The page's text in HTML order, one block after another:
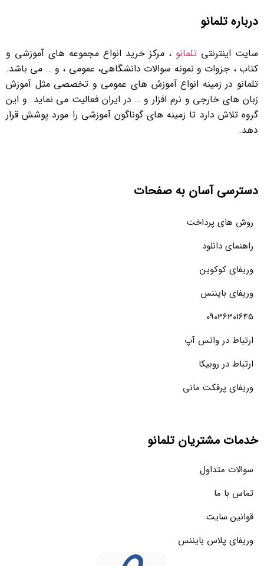
درباره تلمانو
سایت اینترنتی تلمانو ، مرکز خرید انواع مجموعه های آموزشی و
کتاب ، جزوات و نمونه سوالات دانشگاهی، عمومی ، و … می باشد.
تلمانو در زمینه انواع آموزش های عمومی و تخصصی مثل آموزش
زبان های خارجی و نرم افزار و … در ایران فعالیت می نماید. و این
گروه تلاش دارد تا زمینه های گوناگون آموزشی را مورد پوشش قرار
دهد.
دسترسی آسان به صفحات
روش های پرداخت
راهنمای دانلود
وریفای کوکوین
وریفای بایننس
09036301645
ارتباط در واتس آپ
ارتباط در روبیکا
وریفای پرفکت مانی
خدمات مشتریان تلمانو
سوالات متداول
تماس با ما
قوانین سایت
وریفای پلاس بایننس